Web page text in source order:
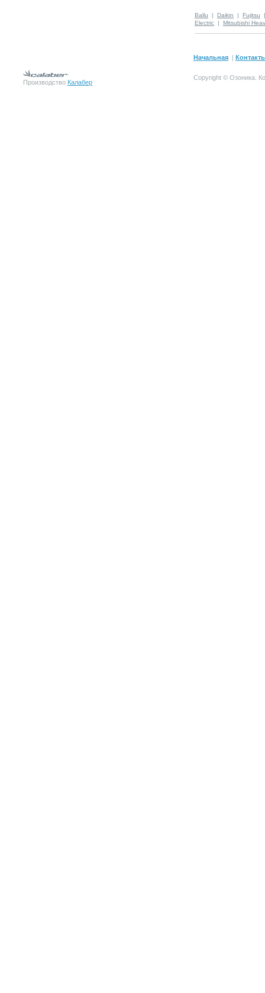
Ballu | Daikin | Fujitsu
Electric | Mitsubishi
Начальная |
Производство Калабер
Copyright © Озоника.